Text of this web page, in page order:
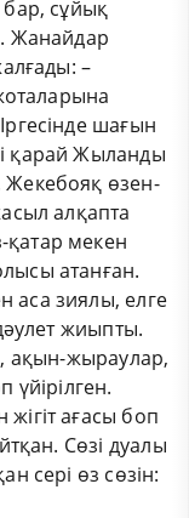
сұйық
Жанайдар
–
шағын
қарай Жыланды
өзен-
алқапта
мекен
атанған.
аса зиялы, елге
жиыпты.
ақын-жыраулар,
үйірілген.
ағасы боп
Сөзі дуалы
сері өз сөзін: